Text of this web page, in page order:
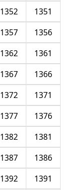
1351
1352
1356
1357
1361
1362
1366
1367
1371
1372
1376
1377
1381
1382
1386
1387
1391
1392